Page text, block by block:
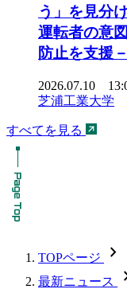
う」を見分
運転者の意
防止を支援－
2026.07.10
芝浦工業大学
すべてを見る
TOPページ chevron_forward
最新ニュース